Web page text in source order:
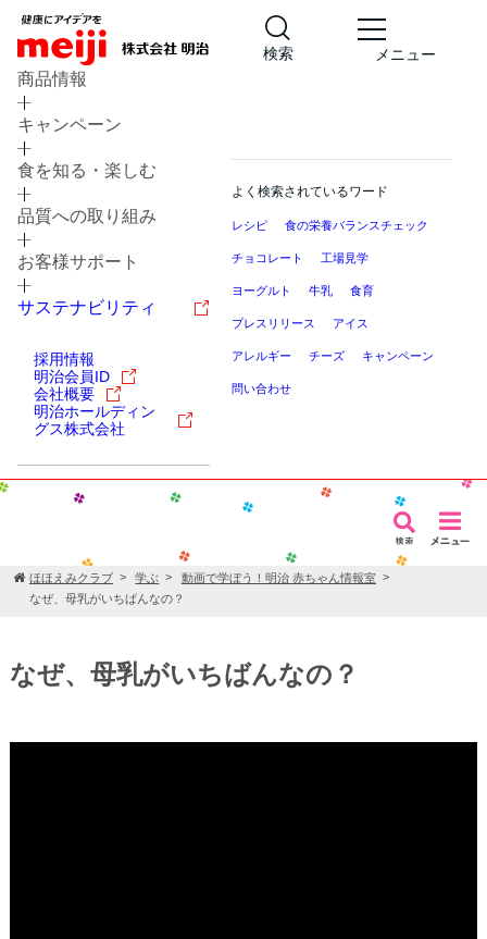
検索 メニュー
商品情報
キャンペーン
食を知る・楽しむ
品質への取り組み
お客様サポート
サステナビリティ
採用情報
明治会員ID
会社概要
明治ホールディン
グス株式会社
よく検索されているワード
レシピ 食の栄養バランスチェック
チョコレート 工場見学
ヨーグルト 牛乳 食育
プレスリリース アイス
アレルギー チーズ キャンペーン
問い合わせ
ほほえみクラブ 学ぶ
動画で学ぼう！明治 赤ちゃん情報室
なぜ、母乳がいちばんなの？
なぜ、母乳がいちばんなの？